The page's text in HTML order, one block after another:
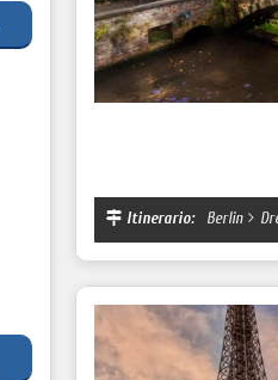
Itinerario: Berlin